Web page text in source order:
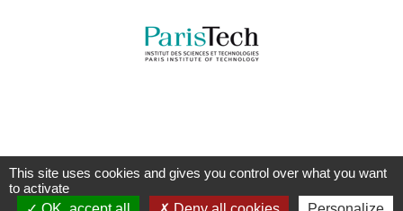
This site uses cookies and gives you control over what you want
to activate